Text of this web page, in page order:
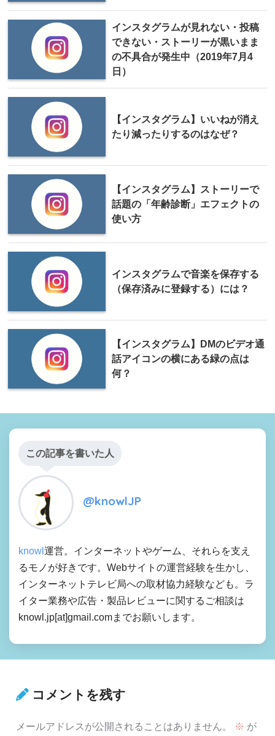
インスタグラムが見れない・投稿
できない・ストーリーが黒いまま
の不具合が発生中（2019年7月4
日）
【インスタグラム】いいねが消え
たり減ったりするのはなぜ？
【インスタグラム】ストーリーで
話題の「年齢診断」エフェクトの
使い方
インスタグラムで音楽を保存する
（保存済みに登録する）には？
【インスタグラム】DMのビデオ通
話アイコンの横にある緑の点は
何？
この記事を書いた人
@knowlJP
knowl運営。インターネットやゲーム、それらを支え
るモノが好きです。Webサイトの運営経験を生かし、
インターネットテレビ局への取材協力経験なども。ラ
イター業務や広告・製品レビューに関するご相談は
knowl.jp[at]gmail.comまでお願いします。
コメントを残す
メールアドレスが公開されることはありません。 ※ が